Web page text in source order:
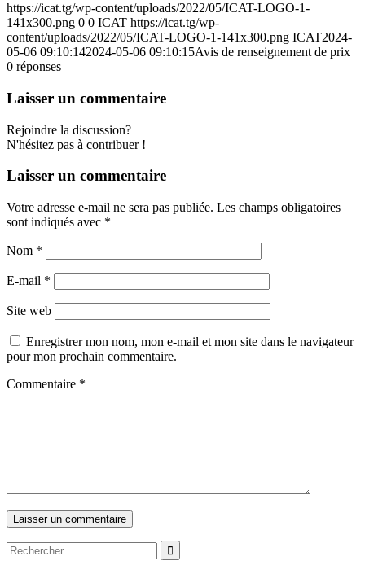
https://icat.tg/wp-content/uploads/2022/05/ICAT-LOGO-1-
141x300.png 0 0 ICAT https://icat.tg/wp-
content/uploads/2022/05/ICAT-LOGO-1-141x300.png ICAT2024-
05-06 09:10:142024-05-06 09:10:15Avis de renseignement de prix
0 réponses
Laisser un commentaire
Rejoindre la discussion?
N'hésitez pas à contribuer !
Laisser un commentaire
Votre adresse e-mail ne sera pas publiée. Les champs obligatoires
sont indiqués avec *
Nom *
E-mail *
Site web
Enregistrer mon nom, mon e-mail et mon site dans le navigateur
pour mon prochain commentaire.
Commentaire *